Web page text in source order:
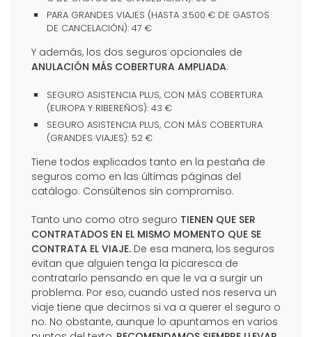
PARA GRANDES VIAJES (HASTA 3.500 € DE GASTOS
DE CANCELACIÓN): 47 €
Y además, los dos seguros opcionales de
ANULACIÓN MÁS COBERTURA AMPLIADA:
SEGURO ASISTENCIA PLUS, CON MÁS COBERTURA
(EUROPA Y RIBEREÑOS): 43 €
SEGURO ASISTENCIA PLUS, CON MÁS COBERTURA
(GRANDES VIAJES): 52 €
Tiene todos explicados tanto en la pestaña de
seguros como en las últimas páginas del
catálogo. Consúltenos sin compromiso.
Tanto uno como otro seguro TIENEN QUE SER
CONTRATADOS EN EL MISMO MOMENTO QUE SE
CONTRATA EL VIAJE. De esa manera, los seguros
evitan que alguien tenga la picaresca de
contratarlo pensando en que le va a surgir un
problema. Por eso, cuando usted nos reserva un
viaje tiene que decirnos si va a querer el seguro o
no. No obstante, aunque lo apuntamos en varios